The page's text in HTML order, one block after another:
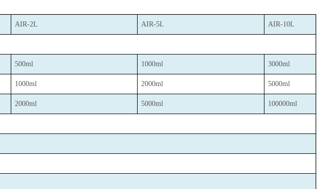
AIR-2L AIR-5L AIR-10L
500ml 1000ml 3000ml
1000ml 2000ml 5000ml
2000ml 5000ml 100000ml